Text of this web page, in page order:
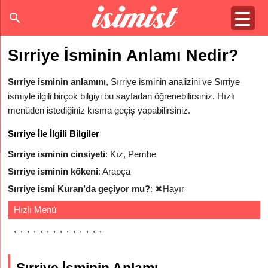
Sırriye İsminin Anlamı Nedir?
Sırriye isminin anlamını, Sırriye isminin analizini ve Sırriye
ismiyle ilgili birçok bilgiyi bu sayfadan öğrenebilirsiniz. Hızlı
menüden istediğiniz kısma geçiş yapabilirsiniz.
Sırriye İle İlgili Bilgiler
Sırriye isminin cinsiyeti: Kız, Pembe
Sırriye isminin kökeni: Arapça
Sırriye ismi Kuran’da geçiyor mu?: ✖Hayır
Hızlı Menü